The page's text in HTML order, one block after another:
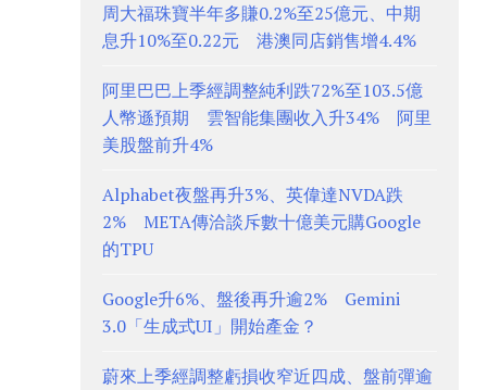
周大福珠寶半年多賺0.2%至25億元、中期
息升10%至0.22元 港澳同店銷售增4.4%
阿里巴巴上季經調整純利跌72%至103.5億
人幣遜預期 雲智能集團收入升34% 阿里
美股盤前升4%
Alphabet夜盤再升3%、英偉達NVDA跌
2% META傳洽談斥數十億美元購Google
的TPU
Google升6%、盤後再升逾2% Gemini
3.0「生成式UI」開始產金？
蔚來上季經調整虧損收窄近四成、盤前彈逾